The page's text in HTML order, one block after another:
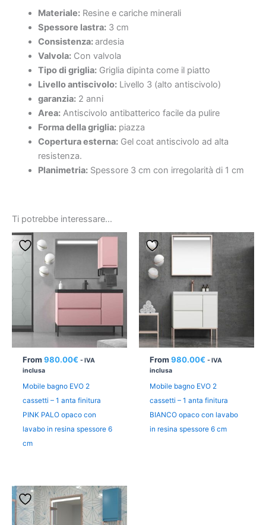
Materiale:Resine e cariche minerali
Spessore lastra:3 cm
Consistenza:ardesia
Valvola:Con valvola
Tipo di griglia:Griglia dipinta come il piatto
Livello antiscivolo:Livello 3 (alto antiscivolo)
garanzia:2 anni
Area:Antiscivolo antibatterico facile da pulire
Forma della griglia:piazza
Copertura esterna:Gel coat antiscivolo ad alta
resistenza.
Planimetria:Spessore 3 cm con irregolarità di 1 cm
Ti potrebbe interessare…
From 980.00€ - IVA
inclusa
Mobile bagno EVO 2
cassetti – 1 anta finitura
PINK PALO opaco con
lavabo in resina spessore 6
cm
From 980.00€ - IVA
inclusa
Mobile bagno EVO 2
cassetti – 1 anta finitura
BIANCO opaco con lavabo
in resina spessore 6 cm